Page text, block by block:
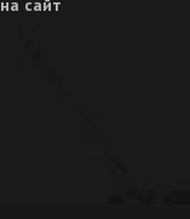
сайт